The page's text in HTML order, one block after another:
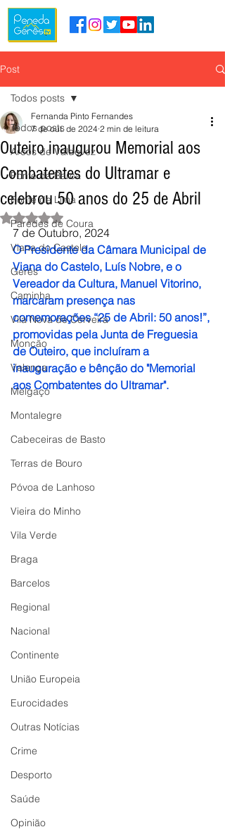
Post
Todos posts
Arcos de Valdevez
Ponte da Barca
Ponte de Lima
Paredes de Coura
Viana do Castelo
Gerês
Caminha
Vila Nova de Cerveira
Monção
Valença
Melgaço
Montalegre
Cabeceiras de Basto
Terras de Bouro
Póvoa de Lanhoso
Vieira do Minho
Vila Verde
Braga
Barcelos
Regional
Nacional
Continente
União Europeia
Eurocidades
Outras Notícias
Crime
Desporto
Saúde
Opinião
Todos posts
Outeiro inaugurou Memorial aos
Combatentes do Ultramar e
celebrou 50 anos do 25 de Abril
Fernanda Pinto Fernandes
7 de out. de 2024 2 min de leitura
Avaliado com NaN de 5 estrelas.
7 de Outubro, 2024
O Presidente da Câmara Municipal de
Viana do Castelo, Luís Nobre, e o
Vereador da Cultura, Manuel Vitorino,
marcaram presença nas
comemorações “25 de Abril: 50 anos!”,
promovidas pela Junta de Freguesia
de Outeiro, que incluíram a
inauguração e bênção do "Memorial
aos Combatentes do Ultramar".